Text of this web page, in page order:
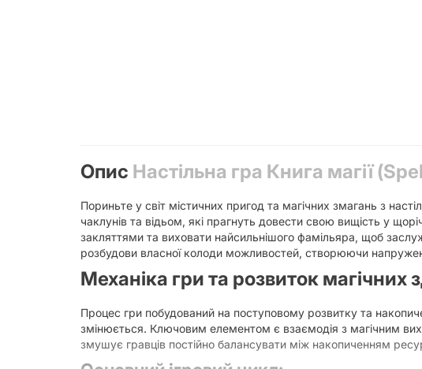
Опис Настільна гра Книга магії
Пориньте у світ містичних пригод та магічних змагань з
чаклунів та відьом, які прагнуть довести свою вищість у
закляттями та виховати найсильнішого фамільяра, щоб
розбудови власної колоди можливостей, створюючи
Механіка гри та розвиток магічних
Процес гри побудований на поступовому розвитку та
змінюється. Ключовим елементом є взаємодія з магічним
змушує гравців постійно балансувати між накопиченням